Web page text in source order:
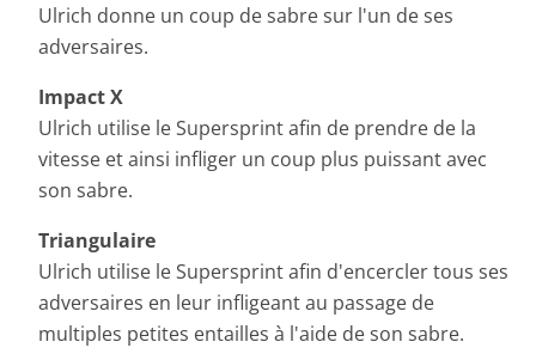
Ulrich donne un coup de sabre sur l'un de ses
adversaires.
Impact X
Ulrich utilise le Supersprint afin de prendre de la
vitesse et ainsi infliger un coup plus puissant avec
son sabre.
Triangulaire
Ulrich utilise le Supersprint afin d'encercler tous ses
adversaires en leur infligeant au passage de
multiples petites entailles à l'aide de son sabre.